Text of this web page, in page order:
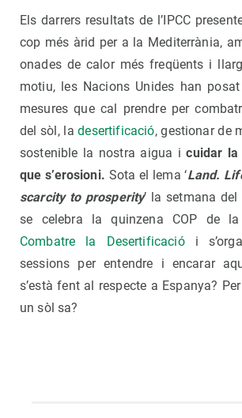
Els darrers resultats de l’IPCC
cop més àrid per a la Mediterrània,
onades de calor més freqüents i
motiu, les Nacions Unides han
mesures que cal prendre per
del sòl, ladesertificació, gestionar de
sostenible la nostra aigua icuidar
que s’erosioni. Sota el lema ‘Land.
scarcity to prosperity’ la setmana
se celebra la quinzena COP de la
Combatre la Desertificaciói
sessions per entendre i encarar
s’està fent al respecte a Espanya?
un sòl sa?